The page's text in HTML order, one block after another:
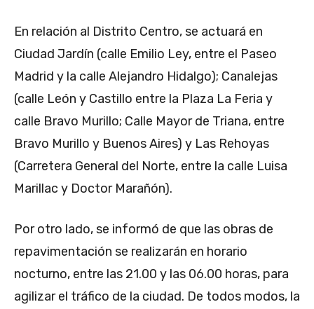
En relación al Distrito Centro, se actuará en
Ciudad Jardín (calle Emilio Ley, entre el Paseo
Madrid y la calle Alejandro Hidalgo); Canalejas
(calle León y Castillo entre la Plaza La Feria y
calle Bravo Murillo; Calle Mayor de Triana, entre
Bravo Murillo y Buenos Aires) y Las Rehoyas
(Carretera General del Norte, entre la calle Luisa
Marillac y Doctor Marañón).
Por otro lado, se informó de que las obras de
repavimentación se realizarán en horario
nocturno, entre las 21.00 y las 06.00 horas, para
agilizar el tráfico de la ciudad. De todos modos, la